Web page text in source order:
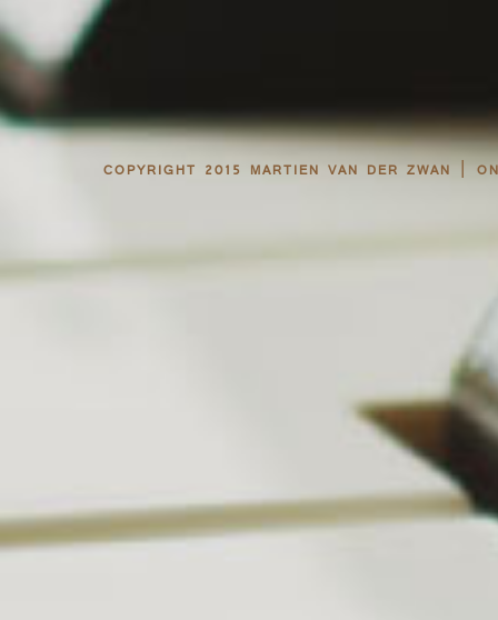
COPYRIGHT 2015 MARTIEN VAN DER ZWAN |